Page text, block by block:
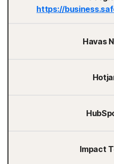
https://
Havas
Impact